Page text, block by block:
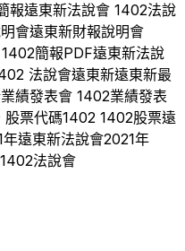
報遠東新法說會 1402法說
會遠東新財報說明會
1402簡報PDF遠東新法說
法說會遠東新遠東新最
業績發表會 1402業績發表
股票代碼1402 1402股票遠
年遠東新法說會2021年
1402法說會